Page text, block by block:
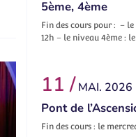
5ème, 4ème
Fin des cours pour : –
12h – le niveau 4ème :
11 / MAI. 2026
Pont de
Fin des cours : le